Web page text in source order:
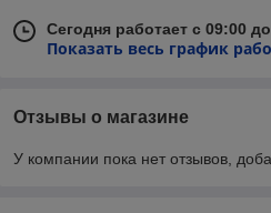
Сегодня работает с 09:00
Показать весь график
Отзывы о магазине
У компании пока нет отзывов,